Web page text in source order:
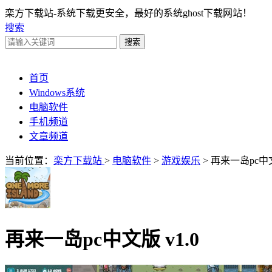
栾方下载站-系统下载更安全，最好的系统ghost下载网站！
搜索
首页
Windows系统
电脑软件
手机频道
文章频道
当前位置： 栾方下载站 > 电脑软件 > 游戏娱乐 > 再来一岛pc中
再来一岛pc中文版 v1.0